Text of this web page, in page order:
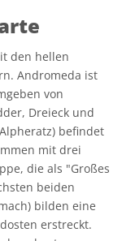
den hellen
Andromeda ist
von
Dreieck und
befindet
mit drei
die als "Großes
beiden
bilden eine
erstreckt.